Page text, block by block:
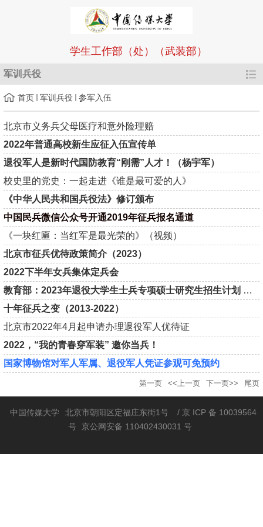
学生工作部（处）（武装部）
军训兵役
首页 军训兵役 参军入伍
北京市义务兵父母医疗和意外险理赔
2022年普通高校新生应征入伍宣传单
退役军人是新时代国防教育“刚需”人才！（杨宇军）
校史里的党史：一起走进《谁是最可爱的人》
《中华人民共和国兵役法》修订颁布
中国民兵微信公众号开通2019年征兵报名通道
《一块红匾：当红军是最光荣的》（视频）
北京市征兵优待政策简介（2023）
2022下半年女兵集体定兵会
教育部：2023年退役大学生士兵专项硕士研究生招生计划 发布
十年征兵之变（2013-2022）
北京市2022年4月起申请办理退役军人优待证
2022，“我的青春穿军装” 邀你当兵！
国家博物馆对军人军属、退役军人凭证参观可免预约
第一页 <<上一页 下一页>> 尾页
中国传媒大学 北京市朝阳区定福庄东街1号
/ 京 ICP 备 10039564
号
京公网安备 110402430031 号